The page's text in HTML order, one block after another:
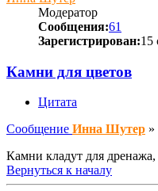
Модератор
Сообщения:61
Зарегистрирован:15
Камни для цветов
Цитата
Сообщение Инна Шутер »
Камни кладут для дренажа,
Вернуться к началу